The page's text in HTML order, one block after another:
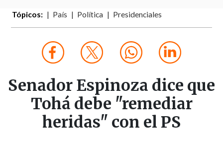
Tópicos: País Política Presidenciales
Senador Espinoza dice que
Tohá debe "remediar
heridas" con el PS